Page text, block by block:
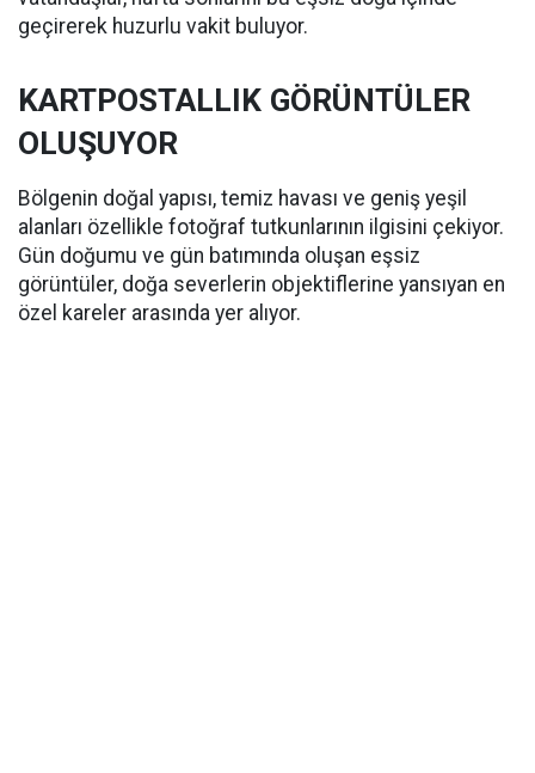
geçirerek huzurlu vakit buluyor.
KARTPOSTALLIK GÖRÜNTÜLER
OLUŞUYOR
Bölgenin doğal yapısı, temiz havası ve geniş yeşil
alanları özellikle fotoğraf tutkunlarının ilgisini çekiyor.
Gün doğumu ve gün batımında oluşan eşsiz
görüntüler, doğa severlerin objektiflerine yansıyan en
özel kareler arasında yer alıyor.